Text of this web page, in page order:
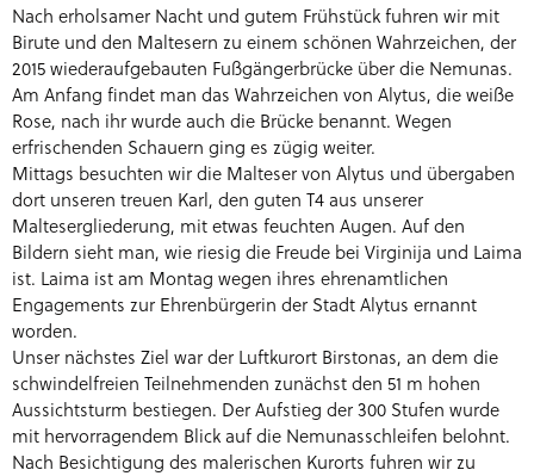
Nach erholsamer Nacht und gutem Frühstück fuhren wir mit
Birute und den Maltesern zu einem schönen Wahrzeichen, der
2015 wiederaufgebauten Fußgängerbrücke über die Nemunas.
Am Anfang findet man das Wahrzeichen von Alytus, die weiße
Rose, nach ihr wurde auch die Brücke benannt. Wegen
erfrischenden Schauern ging es zügig weiter.
Mittags besuchten wir die Malteser von Alytus und übergaben
dort unseren treuen Karl, den guten T4 aus unserer
Maltesergliederung, mit etwas feuchten Augen. Auf den
Bildern sieht man, wie riesig die Freude bei Virginija und Laima
ist. Laima ist am Montag wegen ihres ehrenamtlichen
Engagements zur Ehrenbürgerin der Stadt Alytus ernannt
worden.
Unser nächstes Ziel war der Luftkurort Birstonas, an dem die
schwindelfreien Teilnehmenden zunächst den 51 m hohen
Aussichtsturm bestiegen. Der Aufstieg der 300 Stufen wurde
mit hervorragendem Blick auf die Nemunasschleifen belohnt.
Nach Besichtigung des malerischen Kurorts fuhren wir zu